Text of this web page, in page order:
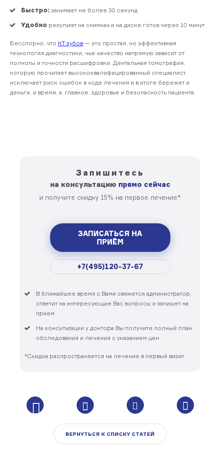
Быстро: занимает не более 30 секунд
Удобно результат на снимках и на диске готов через 10 минут
Бесспорно, что КТ зубов — это простая, но эффективная
технология диагностики, чье качество напрямую зависит от
полноты и точности расшифровки. Дентальная томография,
которую прочитает высококвалифицированный специалист,
исключает риск ошибок в ходе лечения и в итоге бережет и
деньги, и время, а, главное, здоровье и безопасность пациента.
Запишитесь
на консультацию прямо сейчас
и получите скидку 15% на первое лечение*
ЗАПИСАТЬСЯ НА
ПРИЁМ
+7(495)120-37-67
В ближайшее время с Вами свяжется администратор,
ответит на интересующие Вас вопросы и запишет на
прием
На консультации у доктора Вы получите полный план
обследования и лечения с указанием цен
*Скидка распространяется на лечение в первый визит
ВЕРНУТЬСЯ К СПИСКУ СТАТЕЙ